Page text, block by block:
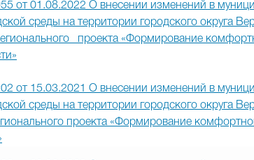
от 01.08.2022 О внесении изменений в
среды на территории городского округа
проекта «Формирование
от 15.03.2021 О внесении изменений в
среды на территории городского округа
проекта «Формирование